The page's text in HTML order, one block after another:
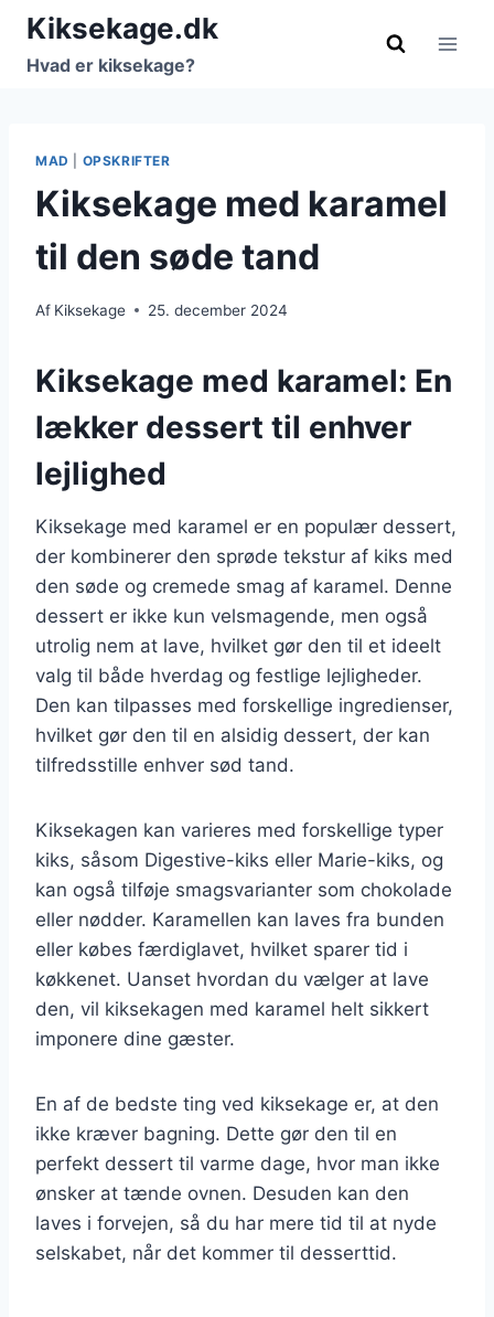
Fortsæt
indhold
Kiksekage.dk
Hvad er kiksekage?
MAD OPSKRIFTER
Kiksekage med karamel
til den søde tand
Af Kiksekage 25. december 2024
Kiksekage med karamel: En
lækker dessert til enhver
lejlighed
Kiksekage med karamel er en populær dessert,
der kombinerer den sprøde tekstur af kiks med
den søde og cremede smag af karamel. Denne
dessert er ikke kun velsmagende, men også
utrolig nem at lave, hvilket gør den til et ideelt
valg til både hverdag og festlige lejligheder.
Den kan tilpasses med forskellige ingredienser,
hvilket gør den til en alsidig dessert, der kan
tilfredsstille enhver sød tand.
Kiksekagen kan varieres med forskellige typer
kiks, såsom Digestive-kiks eller Marie-kiks, og
kan også tilføje smagsvarianter som chokolade
eller nødder. Karamellen kan laves fra bunden
eller købes færdiglavet, hvilket sparer tid i
køkkenet. Uanset hvordan du vælger at lave
den, vil kiksekagen med karamel helt sikkert
imponere dine gæster.
En af de bedste ting ved kiksekage er, at den
ikke kræver bagning. Dette gør den til en
perfekt dessert til varme dage, hvor man ikke
ønsker at tænde ovnen. Desuden kan den
laves i forvejen, så du har mere tid til at nyde
selskabet, når det kommer til desserttid.